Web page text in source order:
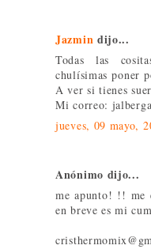
Jazmin dijo...
Todas las
chulísimas poner
A ver si tienes
Mi correo:
jueves, 09 mayo,
Anónimo dijo...
me apunto! !! me
en breve es mi